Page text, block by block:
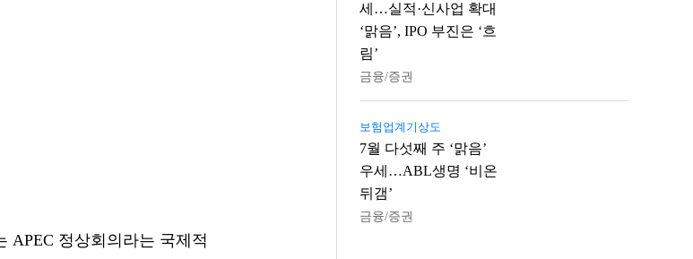
APEC 정상회의라는 국제적
세…실적·신사업 확대
‘맑음’, IPO 부진은 ‘흐
림’
금융/증권
보험업계기상도
7월 다섯째 주 ‘맑음’
우세…ABL생명 ‘비온
뒤갬’
금융/증권